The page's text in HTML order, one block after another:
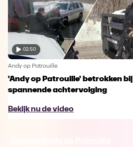
02:50
Andy op Patrouille
'Andy op Patrouille' betrokken bij
spannende achtervolging
Bekijk nu de video